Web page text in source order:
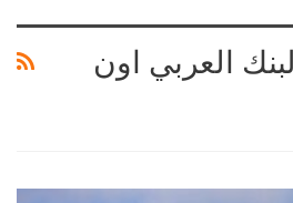
العربي اون